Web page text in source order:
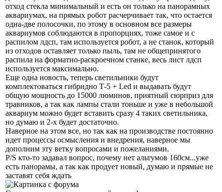
отход стекла минимальный и есть он только на панорамных
аквариумах, на прямых робот расчерчивает так, что остается
одна-две полосочки, по этому в основном все размеры
аквариумов соблюдаются в пропорциях, тоже самое и с
распилом лдсп, там используется робот, а не станок, который
из отходов оставляет только пыль, там не общепринятого
распила на форматно-раскроечном станке, весь лист лдсп
используется максимально.
Еще одна новость, теперь светильники будут
комплектоваться гибридно Т-5 + Led и выдавать будут
общую мощность до 15000 люминов, приятный сюрприз для
травников, а так как лампы стали тоньше и уже в небольшой
аквариум можно будет вставить сразу 4 таких светильника,
но думаю и 2-х будет достаточно.
Наверное на этом все, но так как на производстве постоянно
идет процессы осмысления и внедрения, наверное мы
дополним эту ветку вопросами и пожеланиями.
P/S кто-то задавал вопрос, почему нет альтумов 160см...уже
есть панорамы, а так как продует новый, думаю и прямые не
заставят себя ждать